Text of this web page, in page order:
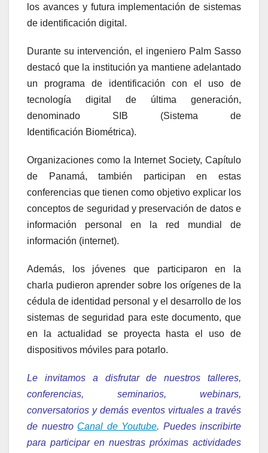
los avances y futura implementación de sistemas
de identificación digital.
Durante su intervención, el ingeniero Palm Sasso
destacó que la institución ya mantiene adelantado
un programa de identificación con el uso de
tecnología digital de última generación,
denominado SIB (Sistema de
Identificación Biométrica).
Organizaciones como la Internet Society, Capítulo
de Panamá, también participan en estas
conferencias que tienen como objetivo explicar los
conceptos de seguridad y preservación de datos e
información personal en la red mundial de
información (internet).
Además, los jóvenes que participaron en la
charla pudieron aprender sobre los orígenes de la
cédula de identidad personal y el desarrollo de los
sistemas de seguridad para este documento, que
en la actualidad se proyecta hasta el uso de
dispositivos móviles para potarlo.
Le invitamos a disfrutar de nuestros talleres,
conferencias, seminarios, webinars,
conversatorios y demás eventos virtuales a través
de nuestro Canal de Youtube. Puedes inscribirte
para participar en nuestras próximas actividades